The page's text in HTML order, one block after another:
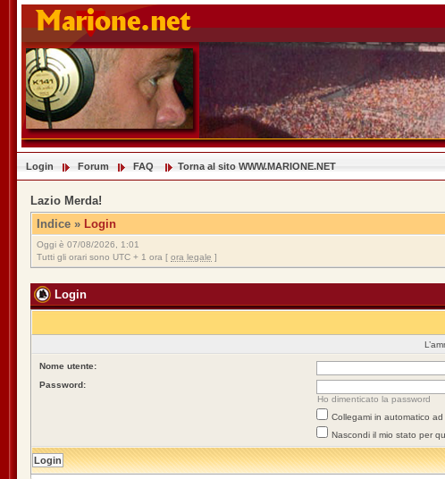
Login Forum FAQ Torna al sito WWW.MARIONE.NET
Lazio Merda!
Indice » Login
Oggi è 07/08/2026, 1:01
Tutti gli orari sono UTC + 1 ora [ ora legale ]
Login
Nome utente:
Password:
Ho dimenticato la password
Collegami in automatico ad
Nascondi il mio stato per